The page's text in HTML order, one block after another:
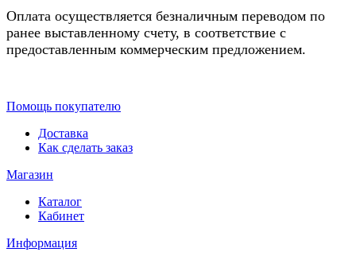
Оплата осуществляется безналичным переводом по
ранее выставленному счету, в соответствие с
предоставленным коммерческим предложением.
Помощь покупателю
Доставка
Как сделать заказ
Магазин
Каталог
Кабинет
Информация